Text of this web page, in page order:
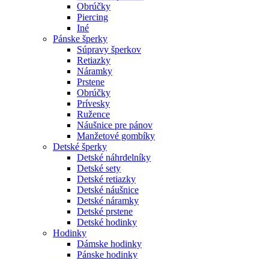
Obrúčky
Piercing
Iné
Pánske šperky
Súpravy šperkov
Retiazky
Náramky
Prstene
Obrúčky
Prívesky
Ružence
Náušnice pre pánov
Manžetové gombíky
Detské šperky
Detské náhrdelníky
Detské sety
Detské retiazky
Detské náušnice
Detské náramky
Detské prstene
Detské hodinky
Hodinky
Dámske hodinky
Pánske hodinky